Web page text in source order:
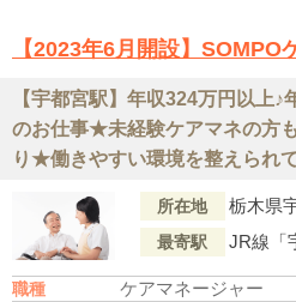
【2023年6月開設】
【宇都宮駅】年収324万円以上
のお仕事★未経験ケアマネの方
り★働きやすい環境を整えられ
所在地 栃木県
最寄駅 JR線「
職種 ケアマネージャー